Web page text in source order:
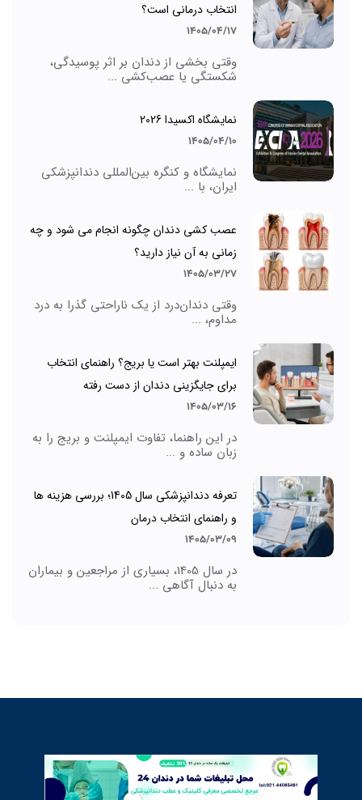
انتخاب درمانی است؟
1405/04/17
وقتی بخشی از دندان بر اثر پوسیدگی،
شکستگی یا عصب‌کشی ...
نمایشگاه اکسیدا 2026
1405/04/10
نمایشگاه و کنگره بین‌المللی دندانپزشکی
ایران، با ...
عصب کشی دندان چگونه انجام می شود و چه
زمانی به آن نیاز دارید؟
1405/03/27
وقتی دندان‌درد از یک ناراحتی گذرا به درد
مداوم، ...
ایمپلنت بهتر است یا بریج؟ راهنمای انتخاب
برای جایگزینی دندان از دست رفته
1405/03/16
در این راهنما، تفاوت ایمپلنت و بریج را به
زبان ساده و ...
تعرفه دندانپزشکی سال 1405؛ بررسی هزینه ها
و راهنمای انتخاب درمان
1405/03/09
در سال 1405، بسیاری از مراجعین و بیماران
به دنبال آگاهی ...